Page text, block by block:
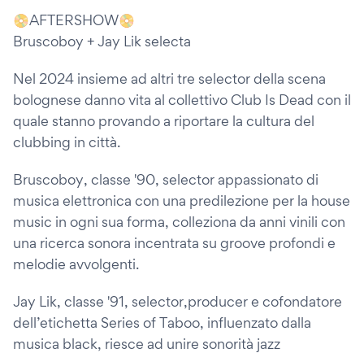
📀AFTERSHOW📀
Bruscoboy + Jay Lik selecta
Nel 2024 insieme ad altri tre selector della scena
bolognese danno vita al collettivo Club Is Dead con il
quale stanno provando a riportare la cultura del
clubbing in città.
Bruscoboy, classe '90, selector appassionato di
musica elettronica con una predilezione per la house
music in ogni sua forma, colleziona da anni vinili con
una ricerca sonora incentrata su groove profondi e
melodie avvolgenti.
Jay Lik, classe '91, selector,producer e cofondatore
dell’etichetta Series of Taboo, influenzato dalla
musica black, riesce ad unire sonorità jazz